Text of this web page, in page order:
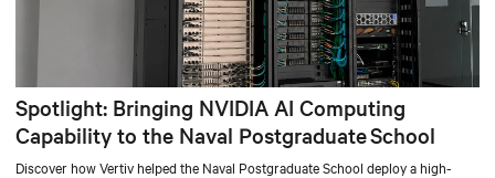
Spotlight: Bringing NVIDIA AI Computing
Capability to the Naval Postgraduate School
Discover how Vertiv helped the Naval Postgraduate School deploy a high-